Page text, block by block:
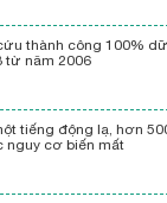
thành công 100%
từ năm 2006
tiếng động lạ, hơn
nguy cơ biến mất